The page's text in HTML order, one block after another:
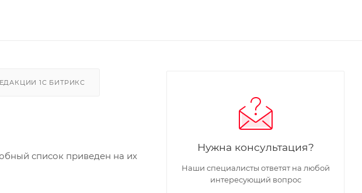
1C БИТРИКС
список приведен на их
Нужна консультация?
Наши специалисты ответят на любой
интересующий вопрос